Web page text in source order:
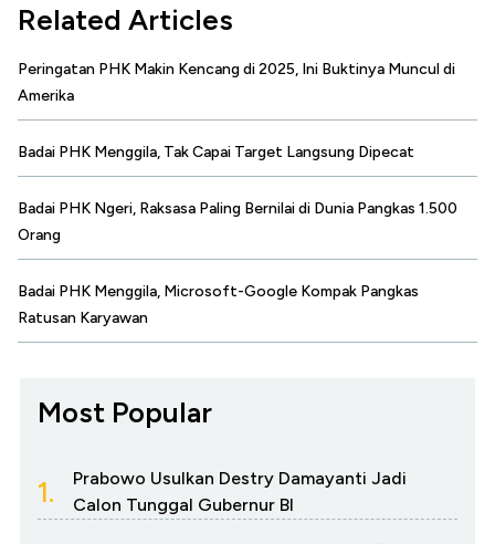
Related Articles
Peringatan PHK Makin Kencang di 2025, Ini Buktinya Muncul di
Amerika
Badai PHK Menggila, Tak Capai Target Langsung Dipecat
Badai PHK Ngeri, Raksasa Paling Bernilai di Dunia Pangkas 1.500
Orang
Badai PHK Menggila, Microsoft-Google Kompak Pangkas
Ratusan Karyawan
Most Popular
1.
Prabowo Usulkan Destry Damayanti Jadi
Calon Tunggal Gubernur BI